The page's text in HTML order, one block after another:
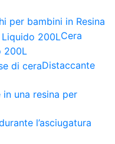
per bambini in Resina
Cera
200L
Distaccante
una resina per
l’asciugatura